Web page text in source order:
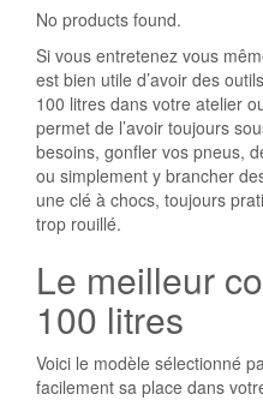
No products found.
Si vous entretenez vous
est bien utile d’avoir des
100 litres dans votre atelier
permet de l’avoir toujours
besoins, gonfler vos pneus,
ou simplement y brancher
une clé à chocs, toujours
trop rouillé.
Le meilleur
100 litres
Voici le modèle sélectionné
facilement sa place dans